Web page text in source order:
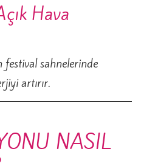
Hava
sahnelerinde
artırır.
NASIL